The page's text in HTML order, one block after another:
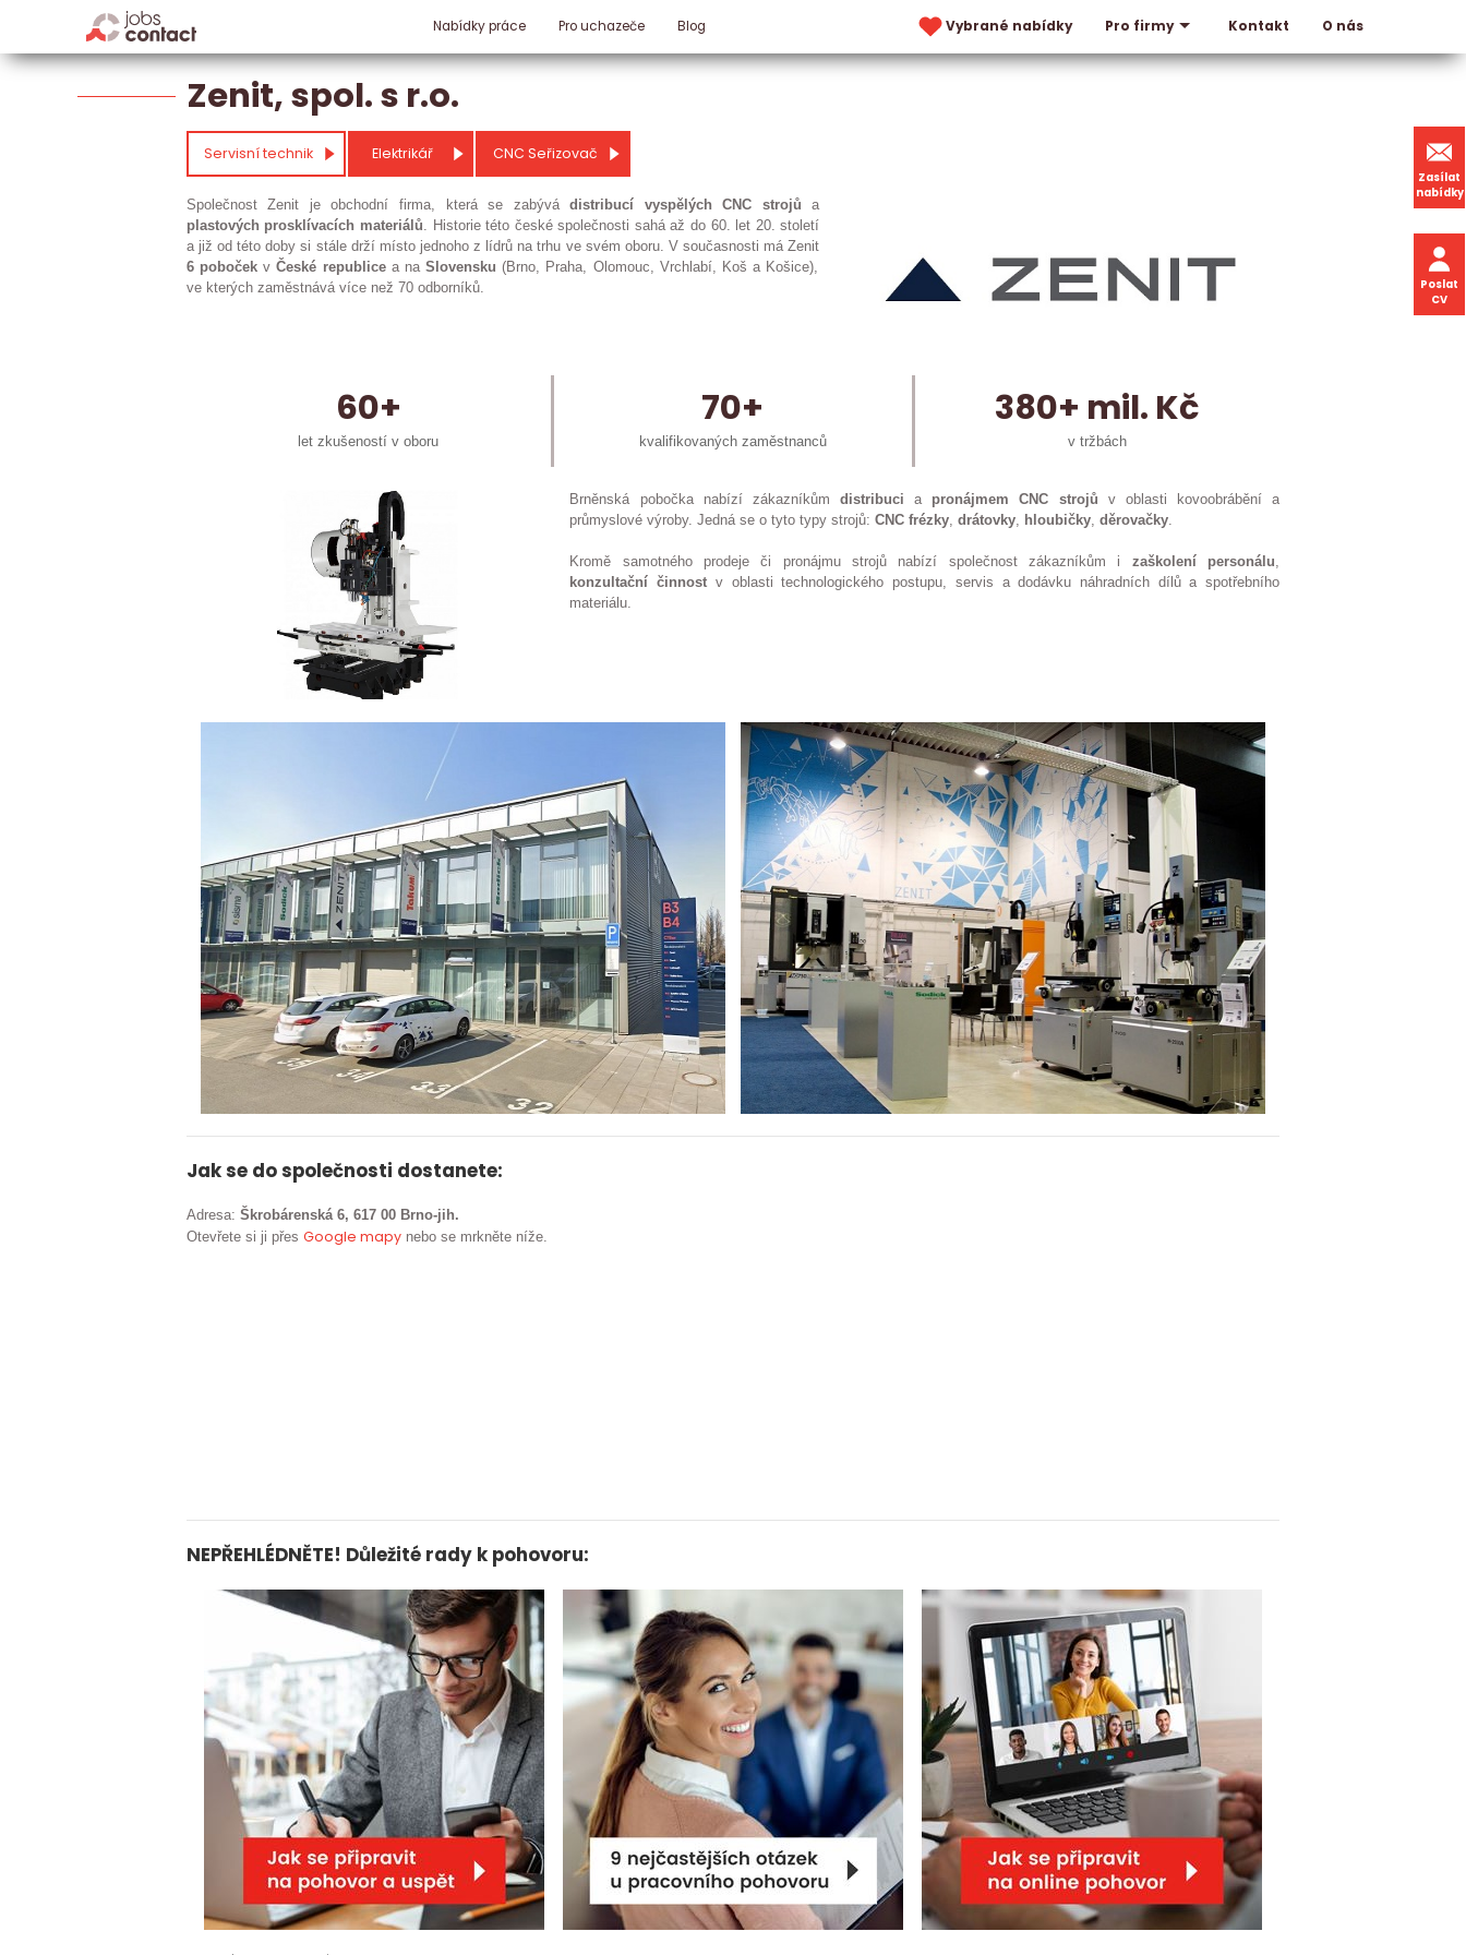
Nabídky práce Pro uchazeče Blog Vybrané nabídky Pro firmy Kontakt O nás
Zasílat
nabídky
Poslat
CV
Zenit, spol. s r.o.
Servisní technik Elektrikář CNC Seřizovač
Společnost Zenit je obchodní firma, která se zabývádistribucí vyspělých CNC strojů a
plastových prosklívacích materiálů. Historie této české společnosti sahá až do 60. let 20. století
a již od této doby si stále drží místo jednoho z lídrů na trhu ve svém oboru. V současnosti má Zenit
6 poboček vČeské republicea naSlovensku (Brno, Praha, Olomouc, Vrchlabí, Koš a Košice),
ve kterých zaměstnává více než 70 odborníků.
60+
let zkušeností v oboru
70+
kvalifikovaných zaměstnanců
380+ mil. Kč
v tržbách
Brněnská pobočka nabízí zákazníkůmdistribuci a pronájmem CNC strojů v oblasti kovoobrábění a
průmyslové výroby. Jedná se o tyto typy strojů:CNC frézky,drátovky, hloubičky,děrovačky.
Kromě samotného prodeje či pronájmu strojů nabízí společnost zákazníkům i zaškolení personálu,
konzultační
činnost v oblasti technologického postupu, servis a dodávku náhradních dílů a spotřebního
materiálu.
Jak se do společnosti dostanete:
Adresa: Škrobárenská 6, 617 00 Brno-jih.
Otevřete si ji přes Google mapynebo se mrkněte níže.
NEPŘEHLÉDNĚTE! Důležité rady k pohovoru: